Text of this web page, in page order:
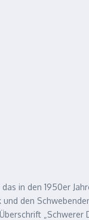
in den 1950er
den